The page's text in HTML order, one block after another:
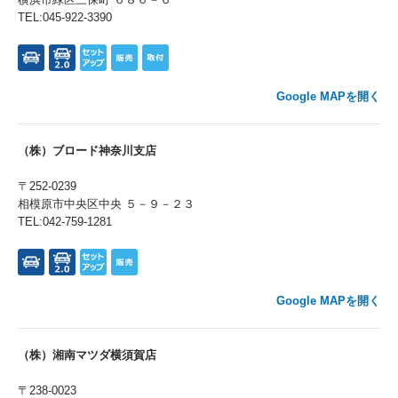
TEL:045-922-3390
Google MAPを開く
（株）ブロード神奈川支店
〒252-0239
相模原市中央区中央 ５－９－２３
TEL:042-759-1281
Google MAPを開く
（株）湘南マツダ横須賀店
〒238-0023